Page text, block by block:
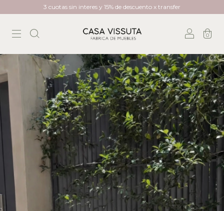
3 cuotas sin interes y 15% de descuento x transfer
0